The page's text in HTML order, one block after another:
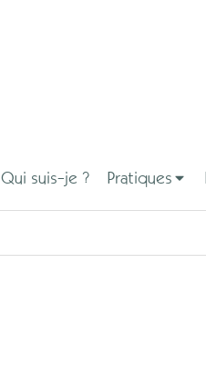
Qui suis-je ? Pratiques